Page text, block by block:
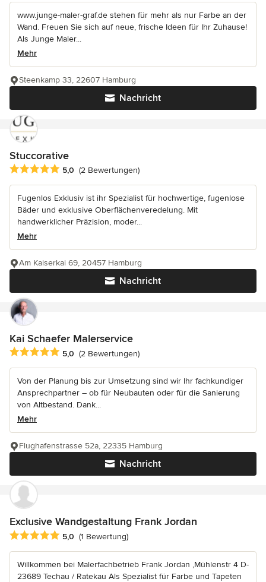
www.junge-maler-graf.de stehen für mehr als nur Farbe an der
Wand. Freuen Sie sich auf neue, frische Ideen für Ihr Zuhause!
Als Junge Maler...
Mehr
Nachricht
Steenkamp 33, 22607 Hamburg
Stuccorative
Durchschnittliche Bewertung: 5 von 5 Sternen
5,0 (2 Bewertungen)
Fugenlos Exklusiv ist ihr Spezialist für hochwertige, fugenlose
Bäder und exklusive Oberflächenveredelung. Mit
handwerklicher Präzision, moder...
Mehr
Nachricht
Am Kaiserkai 69, 20457 Hamburg
Kai Schaefer Malerservice
Durchschnittliche Bewertung: 5 von 5 Sternen
5,0 (2 Bewertungen)
Von der Planung bis zur Umsetzung sind wir Ihr fachkundiger
Ansprechpartner – ob für Neubauten oder für die Sanierung
von Altbestand. Dank...
Mehr
Nachricht
Flughafenstrasse 52a, 22335 Hamburg
Exclusive Wandgestaltung Frank Jordan
Durchschnittliche Bewertung: 5 von 5 Sternen
5,0 (1 Bewertung)
Willkommen bei Malerfachbetrieb Frank Jordan ,Mühlenstr 4 D-
23689 Techau / Ratekau Als Spezialist für Farbe und Tapeten